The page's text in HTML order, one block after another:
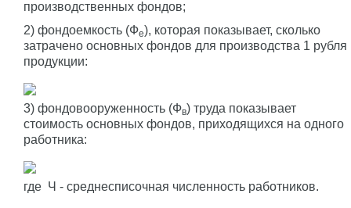
производственных фондов;
2) фондоемкость (Фе), которая показывает, сколько
затрачено основных фондов для производства 1 рубля
продукции:
3) фондовооруженность (Фв) труда показывает
стоимость основных фондов, приходящихся на одного
работника:
где Ч - среднесписочная численность работников.